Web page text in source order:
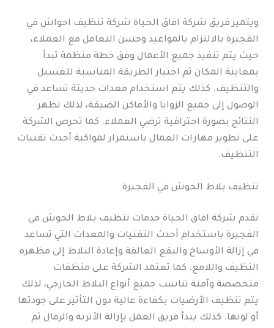
ويتميز فريق شركة افاق الحياة شركة تنظيف احواش في
الفجيرة بالالتزام بالمواعيد وحسن التعامل مع العملاء،
حيث يتم تنفيذ جميع الأعمال وفق خطة منظمة تبدأ
بمعاينة المكان ثم اختيار الطريقة المناسبة للغسيل
والتنظيف. كذلك يتم استخدام معدات حديثة تساعد في
الوصول إلى جميع الزوايا والأماكن الضيقة، لذلك تظهر
النتائج بصورة احترافية ترضي العملاء. كما تحرص الشركة
على تطوير مهارات العمال باستمرار لمواكبة أحدث تقنيات
التنظيف.
تنظيف بلاط الحوش في الفجيرة
تقدم شركة افاق الحياة خدمات تنظيف بلاط الحوش في
الفجيرة باستخدام أحدث التقنيات والمعدات التي تساعد
في إزالة الأوساخ والبقع العالقة وإعادة البلاط إلى مظهره
النظيف واللامع. كما تعتمد الشركة على منظفات
متخصصة وآمنة تناسب جميع أنواع البلاط الخارجي، لذلك
يتم تنظيف الأرضيات بكفاءة عالية دون التأثير على جودتها
أو لونها. كذلك يبدأ فريق العمل بإزالة الأتربة والرمال ثم